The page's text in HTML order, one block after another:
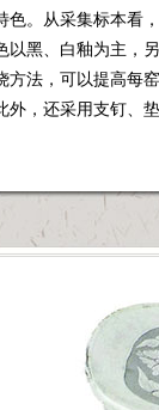
色。从采集标本看
黑、白釉为主，
法，可以提高每
，还采用支钉、